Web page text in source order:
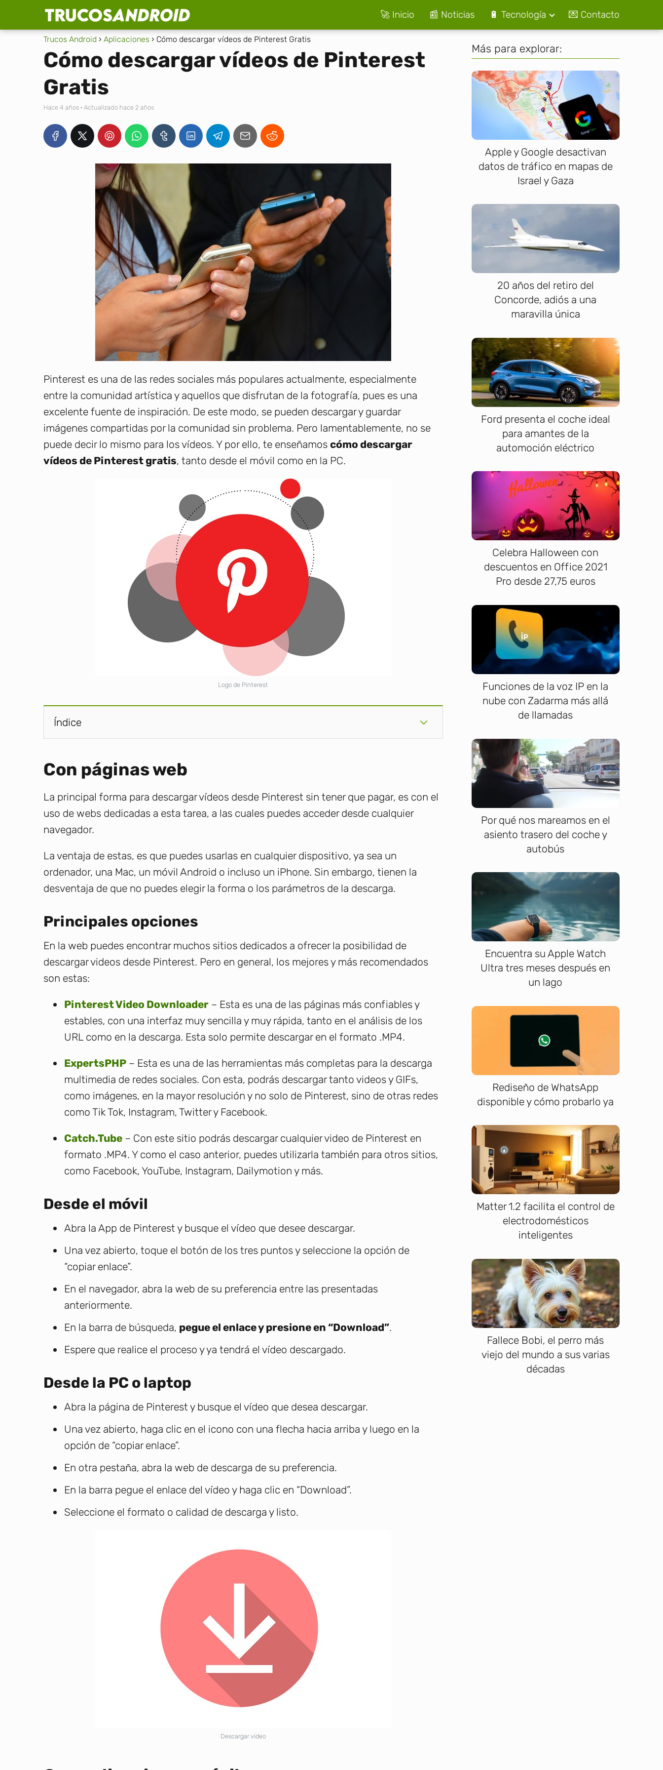
🚀 Inicio 📰 Noticias 🔋 Tecnología 💌 Contacto
Trucos Android Aplicaciones Cómo descargar vídeos de Pinterest Gratis
Cómo descargar vídeos de Pinterest
Gratis
hace 4 años · Actualizado hace 2 años
Pinterest es una de las redes sociales más populares actualmente, especialmente
entre la comunidad artística y aquellos que disfrutan de la fotografía, pues es una
excelente fuente de inspiración. De este modo, se pueden descargar y guardar
imágenes compartidas por la comunidad sin problema. Pero lamentablemente, no se
puede decir lo mismo para los vídeos. Y por ello, te enseñamos cómo descargar
vídeos de Pinterest gratis, tanto desde el móvil como en la PC.
Logo de Pinterest
Índice
Con páginas web
La principal forma para descargar vídeos desde Pinterest sin tener que pagar, es con el
uso de webs dedicadas a esta tarea, a las cuales puedes acceder desde cualquier
navegador.
La ventaja de estas, es que puedes usarlas en cualquier dispositivo, ya sea un
ordenador, una Mac, un móvil Android o incluso un iPhone. Sin embargo, tienen la
desventaja de que no puedes elegir la forma o los parámetros de la descarga.
Principales opciones
En la web puedes encontrar muchos sitios dedicados a ofrecer la posibilidad de
descargar videos desde Pinterest. Pero en general, los mejores y más recomendados
son estas:
Pinterest Video Downloader – Esta es una de las páginas más confiables y
estables, con una interfaz muy sencilla y muy rápida, tanto en el análisis de los
URL como en la descarga. Esta solo permite descargar en el formato .MP4.
ExpertsPHP – Esta es una de las herramientas más completas para la descarga
multimedia de redes sociales. Con esta, podrás descargar tanto videos y GIFs,
como imágenes, en la mayor resolución y no solo de Pinterest, sino de otras redes
como Tik Tok, Instagram, Twitter y Facebook.
Catch.Tube – Con este sitio podrás descargar cualquier video de Pinterest en
formato .MP4. Y como el caso anterior, puedes utilizarla también para otros sitios,
como Facebook, YouTube, Instagram, Dailymotion y más.
Desde el móvil
Abra la App de Pinterest y busque el vídeo que desee descargar.
Una vez abierto, toque el botón de los tres puntos y seleccione la opción de
“copiar enlace”.
En el navegador, abra la web de su preferencia entre las presentadas
anteriormente.
En la barra de búsqueda, pegue el enlace y presione en “Download”.
Espere que realice el proceso y ya tendrá el vídeo descargado.
Desde la PC o laptop
Abra la página de Pinterest y busque el vídeo que desea descargar.
Una vez abierto, haga clic en el icono con una flecha hacia arriba y luego en la
opción de “copiar enlace”.
En otra pestaña, abra la web de descarga de su preferencia.
En la barra pegue el enlace del vídeo y haga clic en “Download”.
Seleccione el formato o calidad de descarga y listo.
Descargar video
Más para explorar:
Apple y Google desactivan
datos de tráfico en mapas de
Israel y Gaza
20 años del retiro del
Concorde, adiós a una
maravilla única
Ford presenta el coche ideal
para amantes de la
automoción eléctrico
Celebra Halloween con
descuentos en Office 2021
Pro desde 27,75 euros
Funciones de la voz IP en la
nube con Zadarma más allá
de llamadas
Por qué nos mareamos en el
asiento trasero del coche y
autobús
Encuentra su Apple Watch
Ultra tres meses después en
un lago
Rediseño de WhatsApp
disponible y cómo probarlo ya
Matter 1.2 facilita el control de
electrodomésticos
inteligentes
Fallece Bobi, el perro más
viejo del mundo a sus varias
décadas